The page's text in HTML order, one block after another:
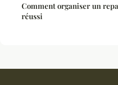
Comment organiser un
réussi